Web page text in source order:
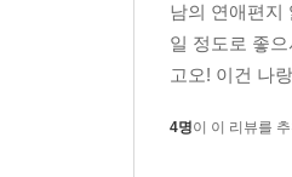
남의 연애편지
일 정도로 좋
고오! 이건 나
4명이 이 리뷰를